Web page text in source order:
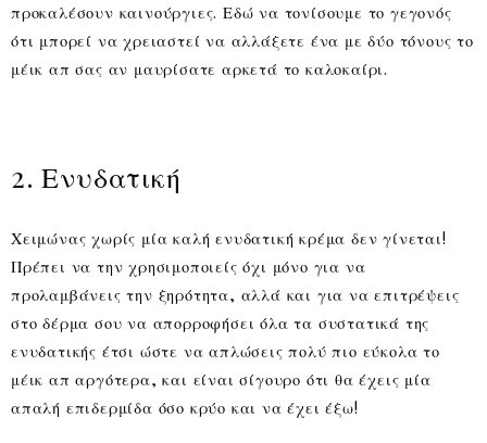
προκαλέσουν καινούργιες. Εδώ να τονίσουμε το γεγονός
ότι μπορεί να χρειαστεί να αλλάξετε ένα με δύο τόνους το
μέικ απ σας αν μαυρίσατε αρκετά το καλοκαίρι.
2. Ενυδατική
Χειμώνας χωρίς μία καλή ενυδατική κρέμα δεν γίνεται!
Πρέπει να την χρησιμοποιείς όχι μόνο για να
προλαμβάνεις την ξηρότητα, αλλά και για να επιτρέψεις
στο δέρμα σου να απορροφήσει όλα τα συστατικά της
ενυδατικής έτσι ώστε να απλώσεις πολύ πιο εύκολα το
μέικ απ αργότερα, και είναι σίγουρο ότι θα έχεις μία
απαλή επιδερμίδα όσο κρύο και να έχει έξω!